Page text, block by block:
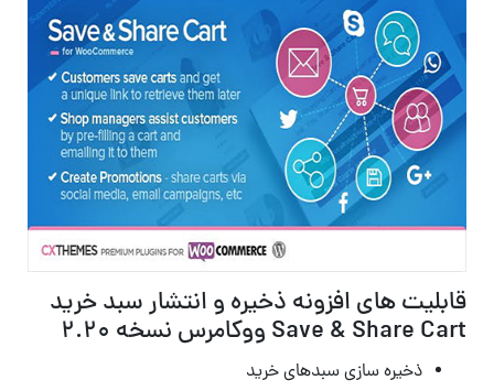
قابلیت های افزونه ذخیره و انتشار سبد خرید
Save & Share Cart ووکامرس نسخه 2.20
ذخیره سازی سبدهای خرید